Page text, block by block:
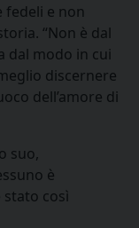
fedeli e non
“Non è dal
dal modo in cui
discernere
dell’amore di
suo,
è
stato così